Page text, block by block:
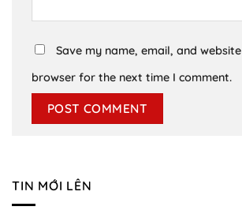
Save my name, email, and
browser for the next time I comment.
TIN MỚI LÊN